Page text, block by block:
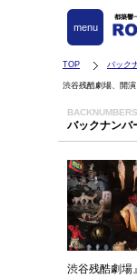
都築響
menu
TOP バック
渋谷残酷劇場、開演
BACKNUMBERS
バックナンバ
渋谷残酷劇場